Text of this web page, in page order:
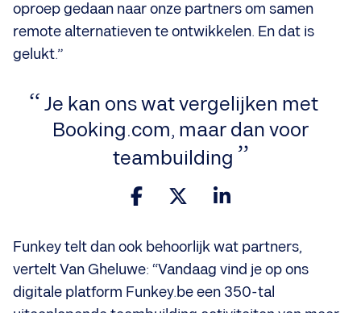
oproep gedaan naar onze partners om samen
remote alternatieven te ontwikkelen. En dat is
gelukt.”
Je kan ons wat vergelijken met
Booking.com, maar dan voor
teambuilding
Funkey telt dan ook behoorlijk wat partners,
vertelt Van Gheluwe: “Vandaag vind je op ons
digitale platform Funkey.be een 350-tal